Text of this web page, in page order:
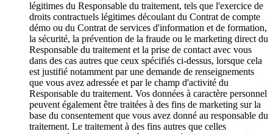
légitimes du Responsable du traitement, tels que l'exercice de
droits contractuels légitimes découlant du Contrat de compte
démo ou du Contrat de services d'information et de formation,
la sécurité, la prévention de la fraude ou le marketing direct du
Responsable du traitement et la prise de contact avec vous
dans des cas autres que ceux spécifiés ci-dessus, lorsque cela
est justifié notamment par une demande de renseignements
que vous avez adressée et par le champ d'activité du
Responsable du traitement. Vos données à caractère personnel
peuvent également être traitées à des fins de marketing sur la
base du consentement que vous avez donné au responsable du
traitement. Le traitement à des fins autres que celles